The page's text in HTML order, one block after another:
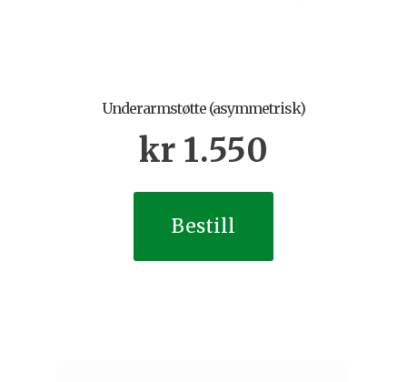
Underarmstøtte (asymmetrisk)
kr 1.550
Bestill